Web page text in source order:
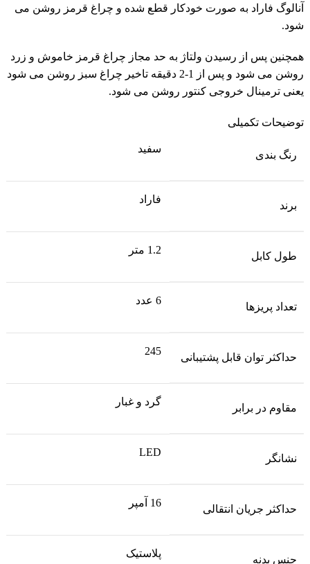
آنالوگ فاراد به صورت خودکار قطع شده و چراغ قرمز روشن می
شود.
همچنین پس از رسیدن ولتاژ به حد مجاز چراغ قرمز خاموش و زرد
روشن می شود و پس از 1-2 دقیقه تاخیر چراغ سبز روشن می شود
یعنی ترمینال خروجی کنتور روشن می شود.
توضیحات تکمیلی
رنگ بندی
سفید
برند
فاراد
طول کابل
1.2 متر
تعداد پریزها
6 عدد
حداکثر توان قابل پشتیبانی
245
مقاوم در برابر
گرد و غبار
نشانگر
LED
حداکثر جریان انتقالی
16 آمپر
جنس بدنه
پلاستیک